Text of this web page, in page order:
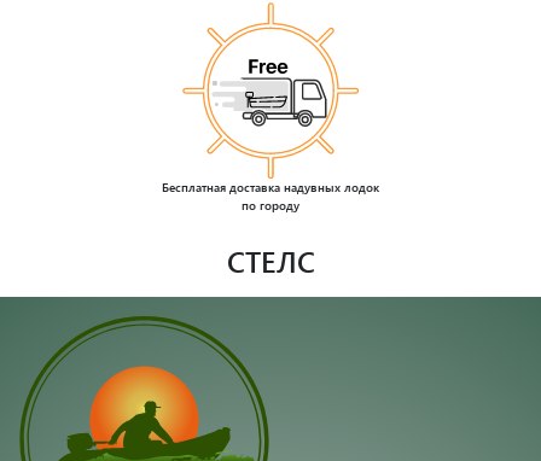
Бесплатная доставка надувных лодок
по городу
СТЕЛС